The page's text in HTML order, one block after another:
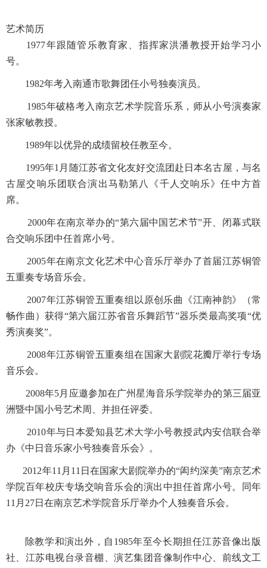
艺术简历
1977年跟随管乐教育家、指挥家洪潘教授开始学习小
号。
1982年考入南通市歌舞团任小号独奏演员。
1985年破格考入南京艺术学院音乐系，师从小号演奏家
张家敏教授。
1989年以优异的成绩留校任教至今。
1995年1月随江苏省文化友好交流团赴日本名古屋，与名
古屋交响乐团联合演出马勒第八《千人交响乐》任中方首
席。
2000年在南京举办的“第六届中国艺术节”开、闭幕式联
合交响乐团中任首席小号。
2005年在南京文化艺术中心音乐厅举办了首届江苏铜管
五重奏专场音乐会。
2007年江苏铜管五重奏组以原创乐曲《江南神韵》（常
畅作曲）获得“第六届江苏省音乐舞蹈节”器乐类最高奖项“优
秀演奏奖”。
2008年江苏铜管五重奏组在国家大剧院花瓣厅举行专场
音乐会。
2008年5月应邀参加在广州星海音乐学院举办的第三届亚
洲暨中国小号艺术周、并担任评委。
2010年与日本爱知县艺术大学小号教授武内安信联合举
办《中日音乐家小号独奏音乐会》。
2012年11月11日在国家大剧院举办的“闳约深美”南京艺术
学院百年校庆专场交响音乐会的演出中担任首席小号。同年
11月27日在南京艺术学院音乐厅举办个人独奏音乐会。
除教学和演出外，自1985年至今长期担任江苏音像出版
社、江苏电视台录音棚、演艺集团音像制作中心、前线文工